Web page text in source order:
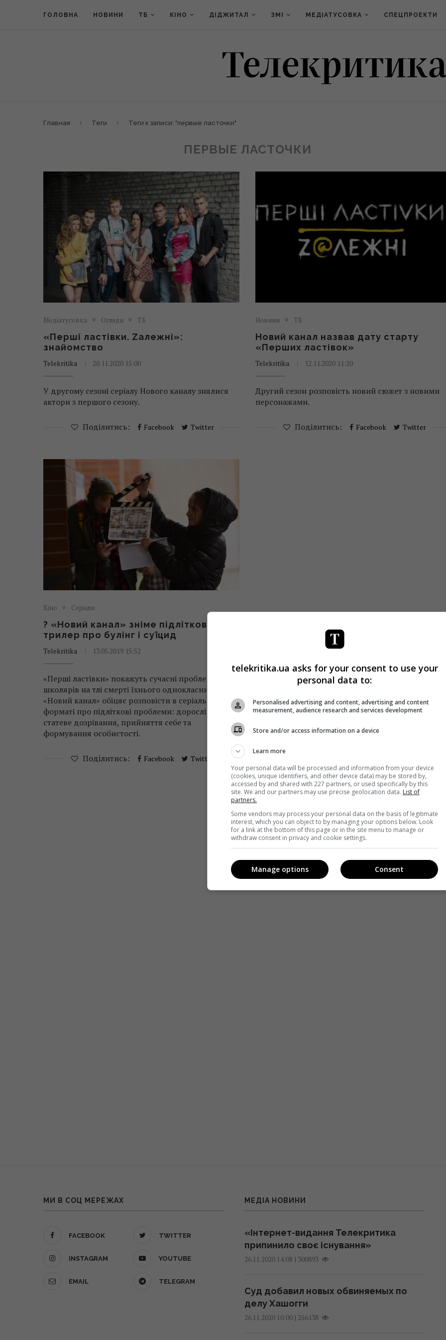
ГОЛОВНА НОВИНИ ТБ КІНО ДІДЖИТАЛ ЗМІ МЕДІАТУСОВКА СПЕЦПРОЕКТИ
Главная Теги Теги к записи: "первые ласточки"
ПЕРВЫЕ ЛАСТОЧКИ
Медіатусовка Огляди ТБ
«Перші ластівки. Zалежні»:
знайомство
Telekritika 20.11.2020 15:00
У другому сезоні серіалу Нового каналу знялися
актори з першого сезону.
Поділитись: Facebook Twitter
Новини ТБ
Новий канал назвав дату старту
«Перших ластівок»
Telekritika 12.11.2020 11:20
Другий сезон розповість новий сюжет з новими
персонажами.
Поділитись: Facebook Twitter
Кіно Серіали
? «Новий канал» зніме підлітковий
трилер про булінг і суїцид
Telekritika 13.05.2019 15:52
«Перші ластівки» покажуть сучасні проблеми
школярів на тлі смерті їхнього однокласника.
«Новий канал» обіцяє розповісти в серіальному
форматі про підліткові проблеми: дорослішання,
статеве дозрівання, прийняття себе та
формування особистості.
Поділитись: Facebook Twitter
МИ В СОЦ МЕРЕЖАХ
FACEBOOK TWITTER
INSTAGRAM YOUTUBE
EMAIL TELEGRAM
МЕДІА НОВИНИ
«Інтернет-видання Телекритика
припинило своє існування»
26.11.2020 14:08 | 300893
Суд добавил новых обвиняемых по
делу Хашогги
26.11.2020 10:00| 256138
telekritika.ua asks for your consent to use your
personal data to:
Personalised advertising and content, advertising and content
measurement, audience research and services development
Store and/or access information on a device
Learn more
Your personal data will be processed and information from your device
(cookies, unique identifiers, and other device data) may be stored by,
accessed by and shared with 227 partners, or used specifically by this
site. We and our partners may use precise geolocation data. List of
partners.
Some vendors may process your personal data on the basis of legitimate
interest, which you can object to by managing your options below. Look
for a link at the bottom of this page or in the site menu to manage or
withdraw consent in privacy and cookie settings.
Consent
Manage options